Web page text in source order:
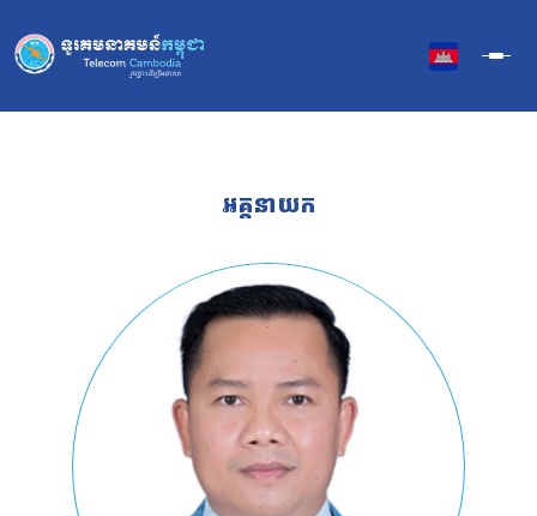
អំពីថ្នាក់ដឹកនាំ
អគ្គនាយក